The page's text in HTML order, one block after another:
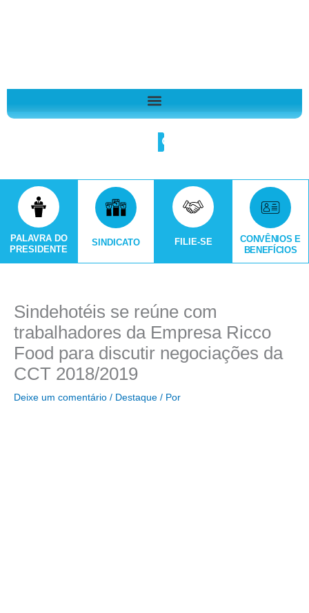
Search
PALAVRA DO
PRESIDENTE
SINDICATO FILIE-SE
CONVÊNIOS E
BENEFÍCIOS
Sindehotéis se reúne com
trabalhadores da Empresa Ricco
Food para discutir negociações da
CCT 2018/2019
Deixe um comentário / Destaque / Por
o